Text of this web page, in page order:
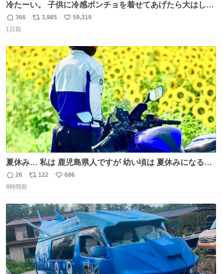
冷たーい。 子供に冷感ポンチョを着せてあげたら大はしゃ
ぎで喜んでくれました。 こんな素敵な代物を提供してくれ
た山口県の恩師に感謝。
返
信
366
リ
ト
数
3,985
い
数
59,319
1日前
夏休み… 私は 鹿児島県人ですが 幼い頃は 夏休みになると
母の郷… 山梨へ遊びに行くのが楽しみでした 母の実家へ 1
ヶ月近く泊まって … … 今の私は 医療従事者 お盆休み？ﾅﾆ
景 淡い記憶 そんな思い出の風景… ありますか？
返
信
26
リ
ト
数
122
い
数
686
8時間前